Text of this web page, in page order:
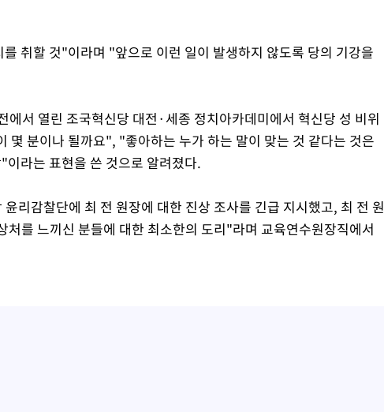
취할 것"이라며 "앞으로 이런 일이 발생하지 않도록 당의 기강을
에서 열린 조국혁신당 대전·세종 정치아카데미에서 혁신당 성 비위
몇 분이나 될까요", "좋아하는 누가 하는 말이 맞는 것 같다는 것은
라는 표현을 쓴 것으로 알려졌다.
리감찰단에 최 전 원장에 대한 진상 조사를 긴급 지시했고, 최 전 원
처를 느끼신 분들에 대한 최소한의 도리"라며 교육연수원장직에서